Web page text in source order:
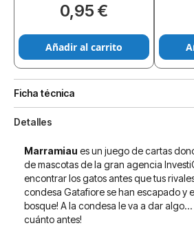
0,95 €
Añadir al carrito
Ficha técnica
Detalles
Marramiau es un juego de cartas
de mascotas de la gran agencia
encontrar los gatos antes que tus
condesa Gatafiore se han escapado y
bosque! A la condesa le va a dar algo…
cuánto antes!